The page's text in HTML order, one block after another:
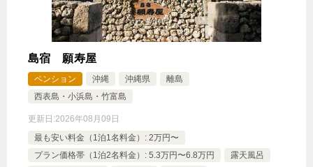
島宿 願寿屋
ペンション 沖縄 沖縄県
離島
西表島・小浜島・竹富島
更新日:2026年08月09日
最も安い料金（1泊1名料金）: 2万円〜
プラン価格帯（1泊2名料金）: 5.3万円〜6.8万円
露天風呂